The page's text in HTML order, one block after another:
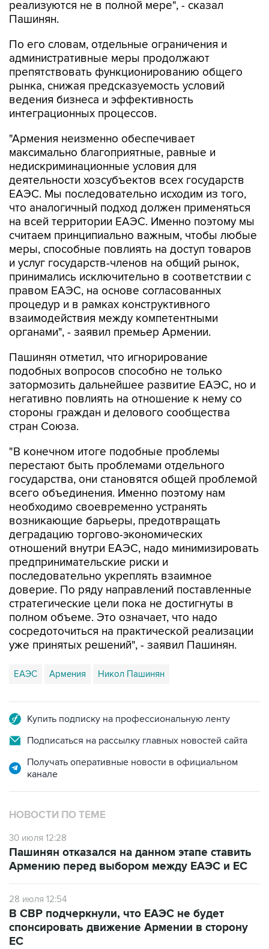
реализуются не в полной мере", - сказал
Пашинян.
По его словам, отдельные ограничения и
административные меры продолжают
препятствовать функционированию общего
рынка, снижая предсказуемость условий
ведения бизнеса и эффективность
интеграционных процессов.
"Армения неизменно обеспечивает
максимально благоприятные, равные и
недискриминационные условия для
деятельности хозсубъектов всех государств
ЕАЭС. Мы последовательно исходим из того,
что аналогичный подход должен применяться
на всей территории ЕАЭС. Именно поэтому мы
считаем принципиально важным, чтобы любые
меры, способные повлиять на доступ товаров
и услуг государств-членов на общий рынок,
принимались исключительно в соответствии с
правом ЕАЭС, на основе согласованных
процедур и в рамках конструктивного
взаимодействия между компетентными
органами", - заявил премьер Армении.
Пашинян отметил, что игнорирование
подобных вопросов способно не только
затормозить дальнейшее развитие ЕАЭС, но и
негативно повлиять на отношение к нему со
стороны граждан и делового сообщества
стран Союза.
"В конечном итоге подобные проблемы
перестают быть проблемами отдельного
государства, они становятся общей проблемой
всего объединения. Именно поэтому нам
необходимо своевременно устранять
возникающие барьеры, предотвращать
деградацию торгово-экономических
отношений внутри ЕАЭС, надо минимизировать
предпринимательские риски и
последовательно укреплять взаимное
доверие. По ряду направлений поставленные
стратегические цели пока не достигнуты в
полном объеме. Это означает, что надо
сосредоточиться на практической реализации
уже принятых решений", - заявил Пашинян.
ЕАЭС Армения Никол Пашинян
Купить подписку на профессиональную ленту
Подписаться на рассылку главных новостей сайта
Получать оперативные новости в официальном
канале
НОВОСТИ ПО ТЕМЕ
30 июля 12:28
Пашинян отказался на данном этапе ставить
Армению перед выбором между ЕАЭС и ЕС
28 июля 12:54
В СВР подчеркнули, что ЕАЭС не будет
спонсировать движение Армении в сторону
ЕС